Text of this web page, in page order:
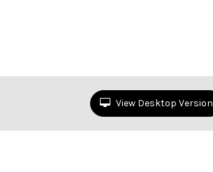
View Desktop Version